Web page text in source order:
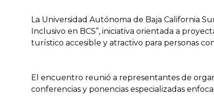
La Universidad Autónoma de Baja California
Inclusivo en BCS”, iniciativa orientada a
turístico accesible y atractivo para personas
El encuentro reunió a representantes de
conferencias y ponencias especializadas